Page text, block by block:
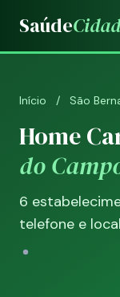
Saúde
Início / São
Home
do
6
telefone e